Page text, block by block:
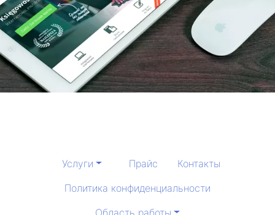
Услуги Прайс
Контакты
Политика конфиденциальности
Область работы